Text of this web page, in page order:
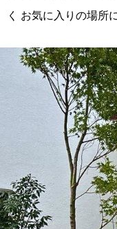
く お気に入りの場